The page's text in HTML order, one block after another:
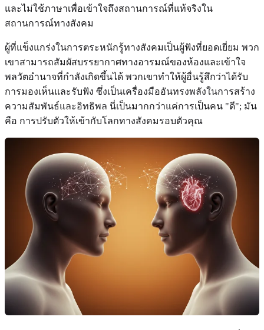
และไม่ใช้ภาษาเพื่อเข้าใจถึงสถานการณ์ที่แท้จริงใน
สถานการณ์ทางสังคม
ผู้ที่แข็งแกร่งในการตระหนักรู้ทางสังคมเป็นผู้ฟังที่ยอดเยี่ยม พวก
เขาสามารถสัมผัสบรรยากาศทางอารมณ์ของห้องและเข้าใจ
พลวัตอำนาจที่กำลังเกิดขึ้นได้ พวกเขาทำให้ผู้อื่นรู้สึกว่าได้รับ
การมองเห็นและรับฟัง ซึ่งเป็นเครื่องมืออันทรงพลังในการสร้าง
ความสัมพันธ์และอิทธิพล นี่เป็นมากกว่าแค่การเป็นคน "ดี"; มัน
คือ การปรับตัวให้เข้ากับโลกทางสังคมรอบตัวคุณ